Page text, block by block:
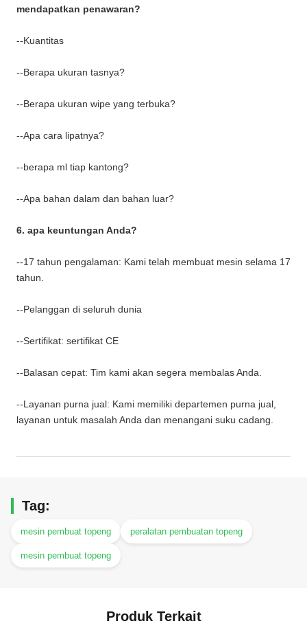
mendapatkan penawaran?
--Kuantitas
--Berapa ukuran tasnya?
--Berapa ukuran wipe yang terbuka?
--Apa cara lipatnya?
--berapa ml tiap kantong?
--Apa bahan dalam dan bahan luar?
6. apa keuntungan Anda?
--17 tahun pengalaman: Kami telah membuat mesin selama 17
tahun.
--Pelanggan di seluruh dunia
--Sertifikat: sertifikat CE
--Balasan cepat: Tim kami akan segera membalas Anda.
--Layanan purna jual: Kami memiliki departemen purna jual,
layanan untuk masalah Anda dan menangani suku cadang.
Tag:
mesin pembuat topeng peralatan pembuatan topeng
mesin pembuat topeng
Produk Terkait